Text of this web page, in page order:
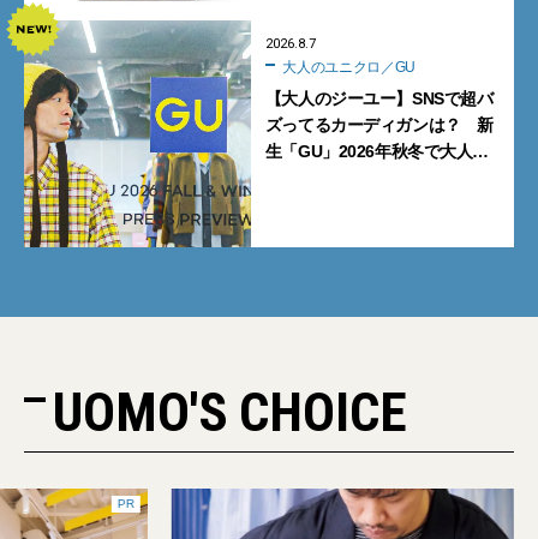
2026.8.7
大人のユニクロ／GU
【大人のジーユー】SNSで超バ
ズってるカーディガンは？ 新
生「GU」2026年秋冬で大人メ
UOMO'S CHOICE
PR